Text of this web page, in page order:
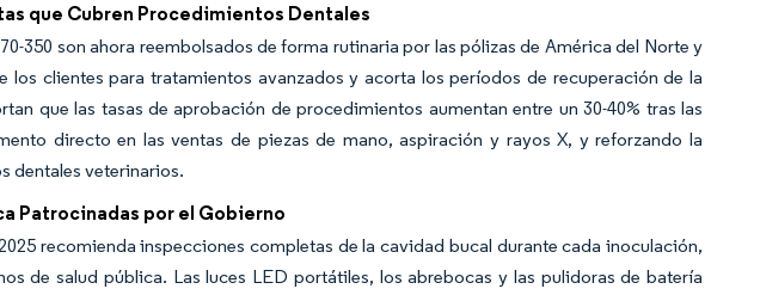
que Cubren Procedimientos Dentales
350 son ahora reembolsados de forma rutinaria por las pólizas de América del Norte y
los clientes para tratamientos avanzados y acorta los períodos de recuperación de la
que las tasas de aprobación de procedimientos aumentan entre un 30-40% tras las
directo en las ventas de piezas de mano, aspiración y rayos X, y reforzando la
dentales veterinarios.
Patrocinadas por el Gobierno
recomienda inspecciones completas de la cavidad bucal durante cada inoculación,
de salud pública. Las luces LED portátiles, los abrebocas y las pulidoras de batería